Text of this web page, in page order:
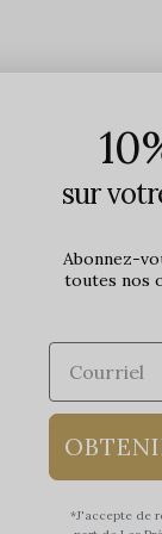
sur
Abonnez-
toutes nos
*J'accepte de